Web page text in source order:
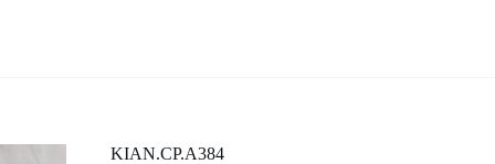
KIAN.CP.A384